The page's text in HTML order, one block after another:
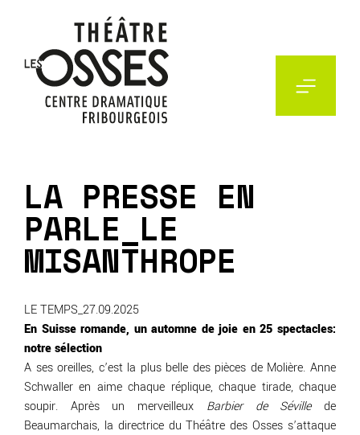
LA PRESSE EN
PARLE_LE
MISANTHROPE
LE TEMPS_27.09.2025
En Suisse romande, un automne de joie en 25 spectacles:
notre sélection
A ses oreilles, c’est la plus belle des pièces de Molière. Anne
Schwaller en aime chaque réplique, chaque tirade, chaque
soupir. Après un merveilleux Barbier de Sévillede
Beaumarchais, la directrice du Théâtre des Osses s’attaque